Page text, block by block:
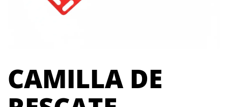
CAMILLA DE